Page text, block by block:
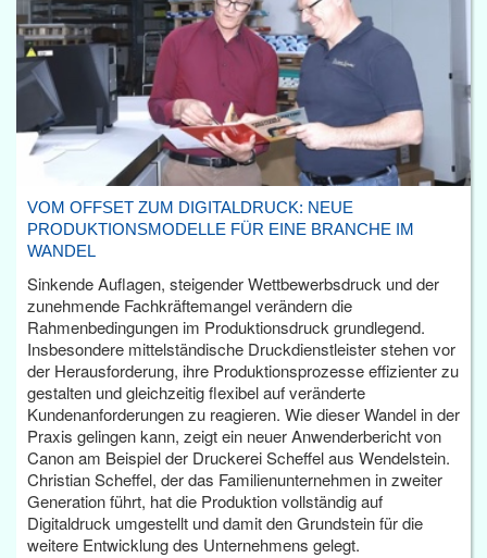
VOM OFFSET ZUM DIGITALDRUCK: NEUE
PRODUKTIONSMODELLE FÜR EINE BRANCHE IM
WANDEL
Sinkende Auflagen, steigender Wettbewerbsdruck und der
zunehmende Fachkräftemangel verändern die
Rahmenbedingungen im Produktionsdruck grundlegend.
Insbesondere mittelständische Druckdienstleister stehen vor
der Herausforderung, ihre Produktionsprozesse effizienter zu
gestalten und gleichzeitig flexibel auf veränderte
Kundenanforderungen zu reagieren. Wie dieser Wandel in der
Praxis gelingen kann, zeigt ein neuer Anwenderbericht von
Canon am Beispiel der Druckerei Scheffel aus Wendelstein.
Christian Scheffel, der das Familienunternehmen in zweiter
Generation führt, hat die Produktion vollständig auf
Digitaldruck umgestellt und damit den Grundstein für die
weitere Entwicklung des Unternehmens gelegt.